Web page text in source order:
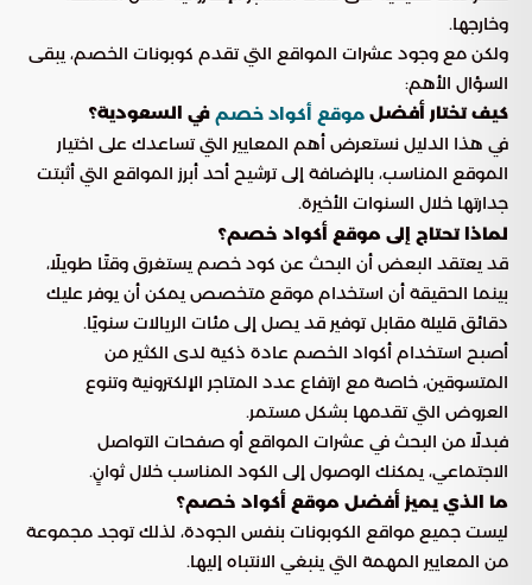
وخارجها.
ولكن مع وجود عشرات المواقع التي تقدم كوبونات الخصم، يبقى
السؤال الأهم:
كيف تختار أفضل موقع أكواد خصم في السعودية؟
في هذا الدليل نستعرض أهم المعايير التي تساعدك على اختيار
الموقع المناسب، بالإضافة إلى ترشيح أحد أبرز المواقع التي أثبتت
جدارتها خلال السنوات الأخيرة.
لماذا تحتاج إلى موقع أكواد خصم؟
قد يعتقد البعض أن البحث عن كود خصم يستغرق وقتًا طويلًا،
بينما الحقيقة أن استخدام موقع متخصص يمكن أن يوفر عليك
دقائق قليلة مقابل توفير قد يصل إلى مئات الريالات سنويًا.
أصبح استخدام أكواد الخصم عادة ذكية لدى الكثير من
المتسوقين، خاصة مع ارتفاع عدد المتاجر الإلكترونية وتنوع
العروض التي تقدمها بشكل مستمر.
فبدلًا من البحث في عشرات المواقع أو صفحات التواصل
الاجتماعي، يمكنك الوصول إلى الكود المناسب خلال ثوانٍ.
ما الذي يميز أفضل موقع أكواد خصم؟
ليست جميع مواقع الكوبونات بنفس الجودة، لذلك توجد مجموعة
من المعايير المهمة التي ينبغي الانتباه إليها.